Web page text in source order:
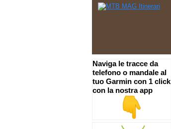
Naviga le tracce da
telefono o mandale al
tuo Garmin con 1 click
con la nostra app